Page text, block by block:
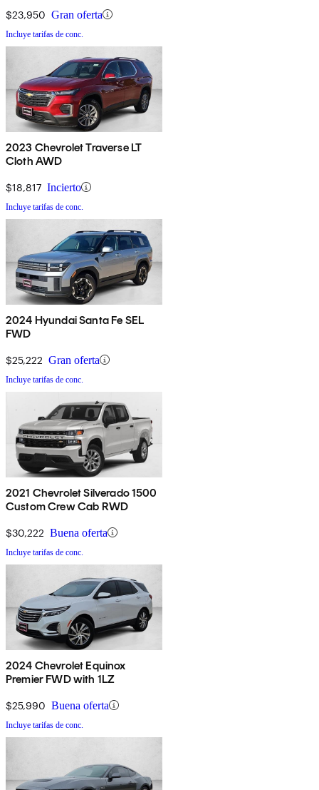
$23,950 Gran oferta
Incluye tarifas de conc.
2023 Chevrolet Traverse LT
Cloth AWD
$18,817 Incierto
Incluye tarifas de conc.
2024 Hyundai Santa Fe SEL
FWD
$25,222 Gran oferta
Incluye tarifas de conc.
2021 Chevrolet Silverado 1500
Custom Crew Cab RWD
$30,222 Buena oferta
Incluye tarifas de conc.
2024 Chevrolet Equinox
Premier FWD with 1LZ
$25,990 Buena oferta
Incluye tarifas de conc.